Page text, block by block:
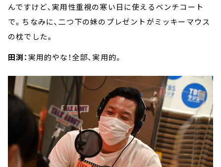
んですけど、実用性重視の寒い日に使えるベンチコート
で。ちなみに、二つ下の妹のプレゼントがミッキーマウス
の枕でした。
田渕： 実用的やな！全部、実用的。